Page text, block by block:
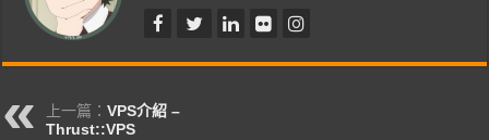
上一篇：VPS介紹 –
Thrust::VPS